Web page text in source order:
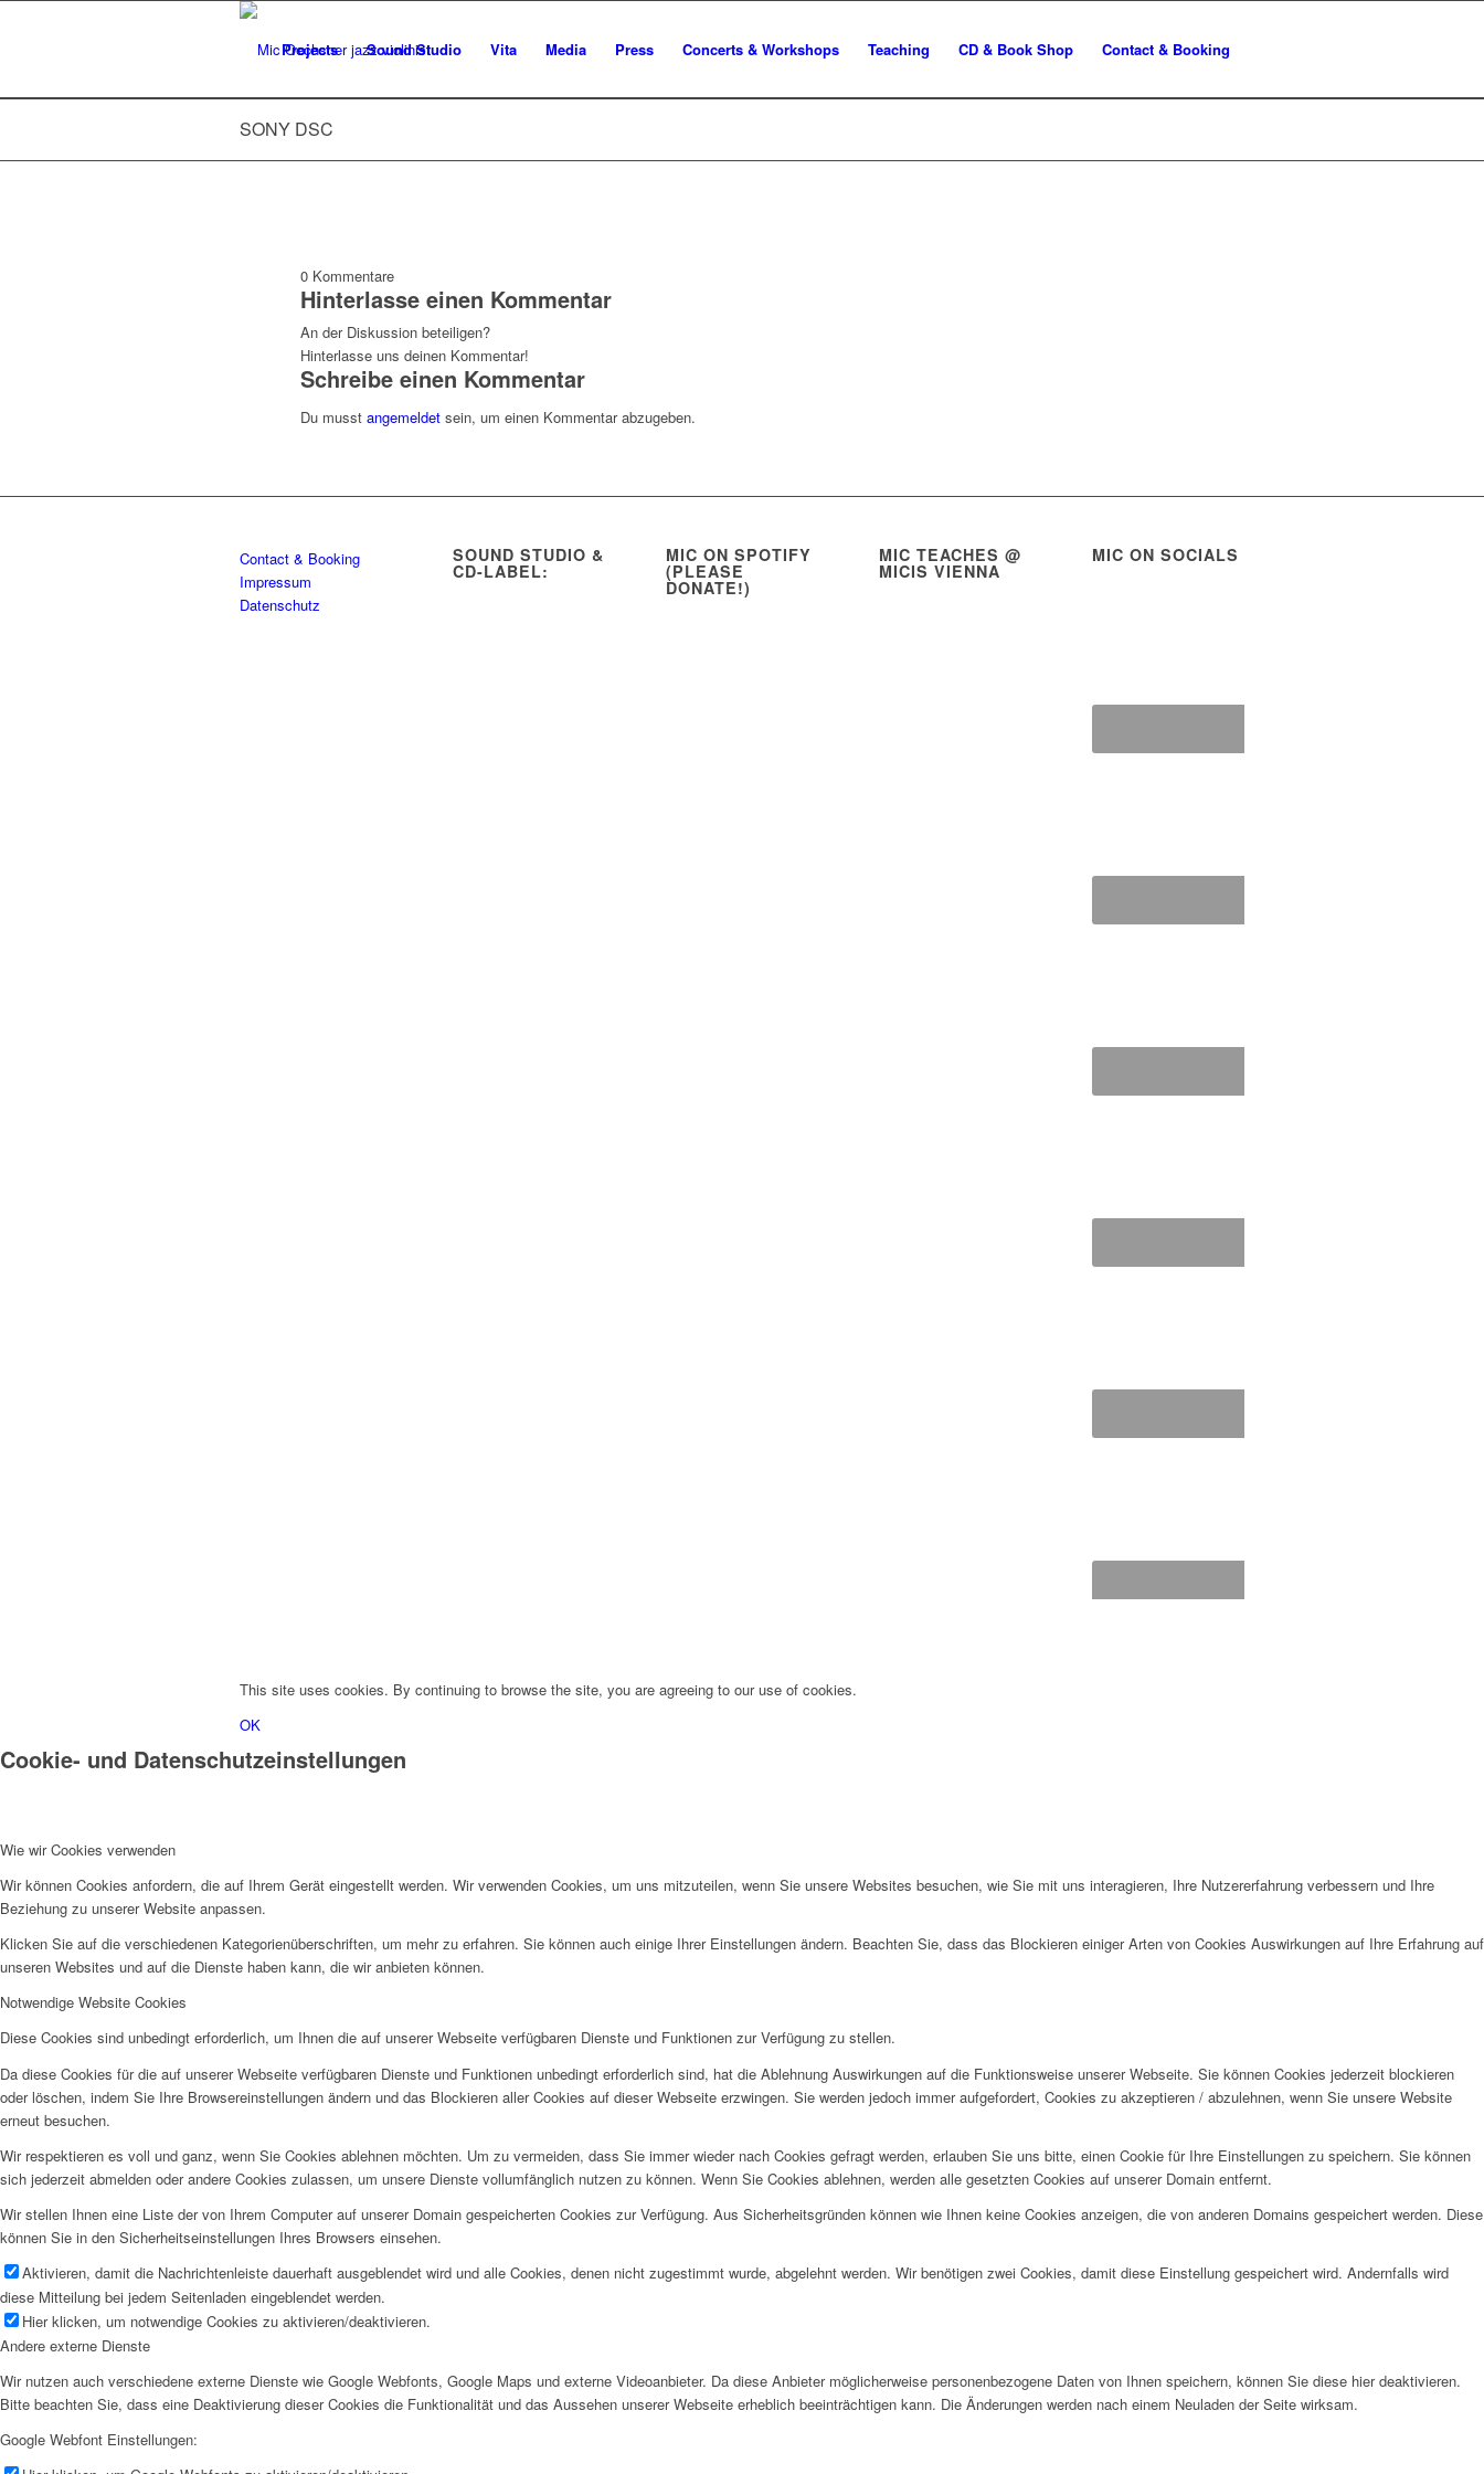
Projects Sound Studio Vita Media Press Concerts & Workshops Teaching CD & Book Shop Contact & Booking
SONY DSC
0 Kommentare
Hinterlasse einen Kommentar
An der Diskussion beteiligen?
Hinterlasse uns deinen Kommentar!
Schreibe einen Kommentar
Du musst angemeldet sein, um einen Kommentar abzugeben.
Contact & Booking
Impressum
Datenschutz
SOUND STUDIO &
CD-LABEL:
MIC ON SPOTIFY
(PLEASE
DONATE!)
MIC TEACHES @
MICIS VIENNA
MIC ON SOCIALS
This site uses cookies. By continuing to browse the site, you are agreeing to our use of cookies.
OK
Cookie- und Datenschutzeinstellungen
Wie wir Cookies verwenden
Wir können Cookies anfordern, die auf Ihrem Gerät eingestellt werden. Wir verwenden Cookies, um uns mitzuteilen, wenn Sie unsere Websites besuchen, wie Sie mit uns interagieren, Ihre Nutzererfahrung verbessern und Ihre
Beziehung zu unserer Website anpassen.
Klicken Sie auf die verschiedenen Kategorienüberschriften, um mehr zu erfahren. Sie können auch einige Ihrer Einstellungen ändern. Beachten Sie, dass das Blockieren einiger Arten von Cookies Auswirkungen auf Ihre Erfahrung auf
unseren Websites und auf die Dienste haben kann, die wir anbieten können.
Notwendige Website Cookies
Diese Cookies sind unbedingt erforderlich, um Ihnen die auf unserer Webseite verfügbaren Dienste und Funktionen zur Verfügung zu stellen.
Da diese Cookies für die auf unserer Webseite verfügbaren Dienste und Funktionen unbedingt erforderlich sind, hat die Ablehnung Auswirkungen auf die Funktionsweise unserer Webseite. Sie können Cookies jederzeit blockieren
oder löschen, indem Sie Ihre Browsereinstellungen ändern und das Blockieren aller Cookies auf dieser Webseite erzwingen. Sie werden jedoch immer aufgefordert, Cookies zu akzeptieren / abzulehnen, wenn Sie unsere Website
erneut besuchen.
Wir respektieren es voll und ganz, wenn Sie Cookies ablehnen möchten. Um zu vermeiden, dass Sie immer wieder nach Cookies gefragt werden, erlauben Sie uns bitte, einen Cookie für Ihre Einstellungen zu speichern. Sie können
sich jederzeit abmelden oder andere Cookies zulassen, um unsere Dienste vollumfänglich nutzen zu können. Wenn Sie Cookies ablehnen, werden alle gesetzten Cookies auf unserer Domain entfernt.
Wir stellen Ihnen eine Liste der von Ihrem Computer auf unserer Domain gespeicherten Cookies zur Verfügung. Aus Sicherheitsgründen können wie Ihnen keine Cookies anzeigen, die von anderen Domains gespeichert werden. Diese
können Sie in den Sicherheitseinstellungen Ihres Browsers einsehen.
Aktivieren, damit die Nachrichtenleiste dauerhaft ausgeblendet wird und alle Cookies, denen nicht zugestimmt wurde, abgelehnt werden. Wir benötigen zwei Cookies, damit diese Einstellung gespeichert wird. Andernfalls wird
diese Mitteilung bei jedem Seitenladen eingeblendet werden.
Hier klicken, um notwendige Cookies zu aktivieren/deaktivieren.
Andere externe Dienste
Wir nutzen auch verschiedene externe Dienste wie Google Webfonts, Google Maps und externe Videoanbieter. Da diese Anbieter möglicherweise personenbezogene Daten von Ihnen speichern, können Sie diese hier deaktivieren.
Bitte beachten Sie, dass eine Deaktivierung dieser Cookies die Funktionalität und das Aussehen unserer Webseite erheblich beeinträchtigen kann. Die Änderungen werden nach einem Neuladen der Seite wirksam.
Google Webfont Einstellungen: